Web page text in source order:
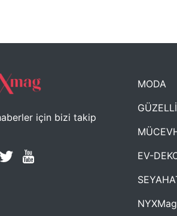
için bizi takip
MODA
EV-